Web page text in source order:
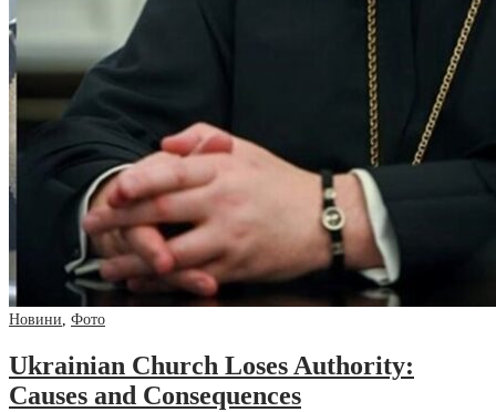
Новини, Фото
Ukrainian Church Loses Authority:
Causes and Consequences